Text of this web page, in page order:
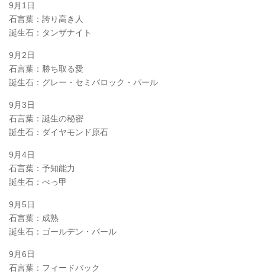
9月1日
石言葉：誇り高き人
誕生石：タンザナイト
9月2日
石言葉：勝ち取る愛
誕生石：グレー・セミバロック・パール
9月3日
石言葉：誕生の秘密
誕生石：ダイヤモンド原石
9月4日
石言葉：予知能力
誕生石：べっ甲
9月5日
石言葉：成熟
誕生石：ゴールデン・パール
9月6日
石言葉：フィードバック